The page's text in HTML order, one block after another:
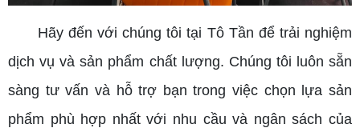
Hãy đến với chúng tôi tại Tô Tần để trải nghiệm
dịch vụ và sản phẩm chất lượng. Chúng tôi luôn sẵn
sàng tư vấn và hỗ trợ bạn trong việc chọn lựa sản
phẩm phù hợp nhất với nhu cầu và ngân sách của